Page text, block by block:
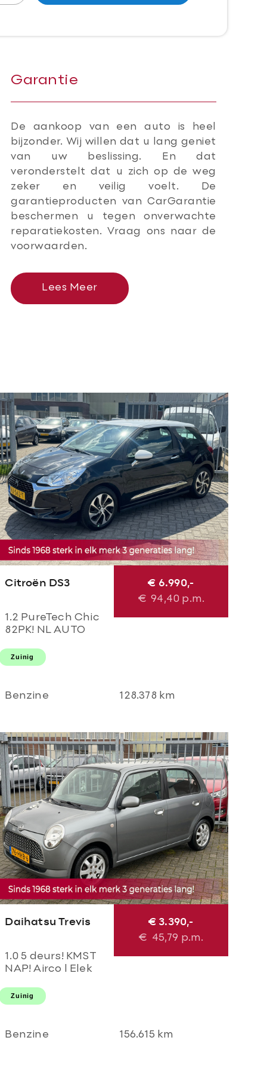
Garantie
De aankoop van een auto is heel
bijzonder. Wij willen dat u lang geniet
van uw beslissing. En dat
veronderstelt dat u zich op de weg
zeker en veilig voelt. De
garantieproducten van CarGarantie
beschermen u tegen onverwachte
reparatiekosten. Vraag ons naar de
voorwaarden.
Lees Meer
Citroën DS3
1.2 PureTech Chic
82PK! NL AUTO
TOPSTAAT! Airco l
LED l Cruise l
€ 6.990,-
€94,40 p.m.
Zuinig
Benzine 128.378 km
Daihatsu Trevis
1.0 5 deurs! KMST
NAP! Airco l Elek
Centraal l Parrot!
TOPSTAAT l 2
ODNERHOUDEN!
€ 3.390,-
€ 45,79 p.m.
Zuinig
Benzine 156.615 km